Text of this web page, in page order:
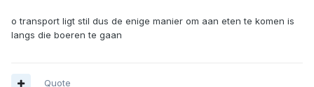
o transport ligt stil dus de enige manier om aan eten te komen is
langs die boeren te gaan
Quote